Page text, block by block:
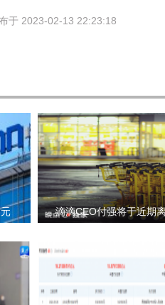
于 2023-02-13 22:23:18
滴滴CEO付强将于近期